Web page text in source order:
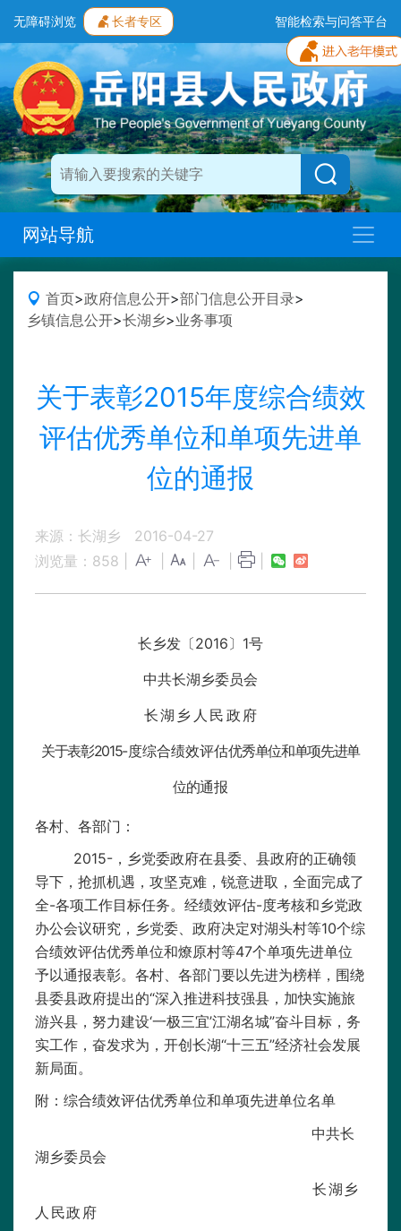
无障碍浏览 长者专区 智能检索与问答平台
网站导航
首页>政府信息公开>部门信息公开目录>
乡镇信息公开>长湖乡>业务事项
关于表彰2015年度综合绩效
评估优秀单位和单项先进单
位的通报
来源：长湖乡
2016-04-27
浏览量： 858
长乡发〔2016〕1号
中共长湖乡委员会
长湖乡人民政 府
关于表彰2015-度综合绩效评估优秀单位和单项先进单
位的通报
各村、各部门：
2015-，乡党委政府在县委、县政府的正确领
导下，抢抓机遇，攻坚克难，锐意进取，全面完成了
全-各项工作目标任务。经绩效评估-度考核和乡党政
办公会议研究，乡党委、政府决定对湖头村等10个综
合绩效评估优秀单位和燎原村等47个单项先进单位
予以通报表彰。各村、各部门要以先进为榜样，围绕
县委县政府提出的“深入推进科技强县，加快实施旅
游兴县，努力建设‘一极三宜’江湖名城”奋斗目标，务
实工作，奋发求为，开创长湖“十三五”经济社会发展
新局面。
附：综合绩效评估优秀单位和单项先进单位名单
中共长
湖乡委员会
长湖乡
人民政府